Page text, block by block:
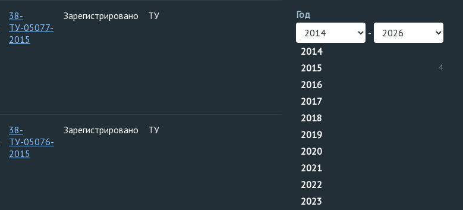
38-
ТУ-05077-
2015
Зарегистрировано ТУ
кран
кран
мостового
рег. №
Волжское
управление
38-
ТУ-05076-
2015
Зарегистрировано ТУ
Кран мостовой
мостового
рег. №
Год
-
2014
2015
4
2016
2017
2018
2019
2020
2021
2022
2023